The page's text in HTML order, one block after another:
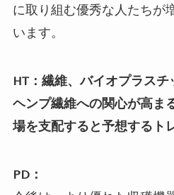
に取り組む優秀な人たちが
います。
HT：繊維、バイオプラス
ヘンプ繊維への関心が高ま
場を支配すると予想するト
PD：